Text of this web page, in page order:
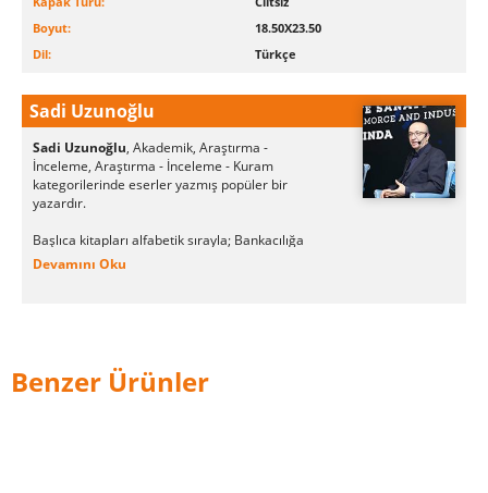
Boyut:
18.50X23.50
Dil:
Türkçe
Sadi Uzunoğlu
Sadi Uzunoğlu, Akademik, Araştırma -
İnceleme, Araştırma - İnceleme - Kuram
kategorilerinde eserler yazmış popüler bir
yazardır.
Başlıca kitapları alfabetik sırayla; Bankacılığa
Giriş, Ekonomiye Giriş, Finans Matematiği
Yayınları, Literatür Yayıncılık, Literatür Yayıncılık -
Akademik Kitaplar aracılığıyla kitapseverlerle
Devamını Oku
Benzer Ürünler